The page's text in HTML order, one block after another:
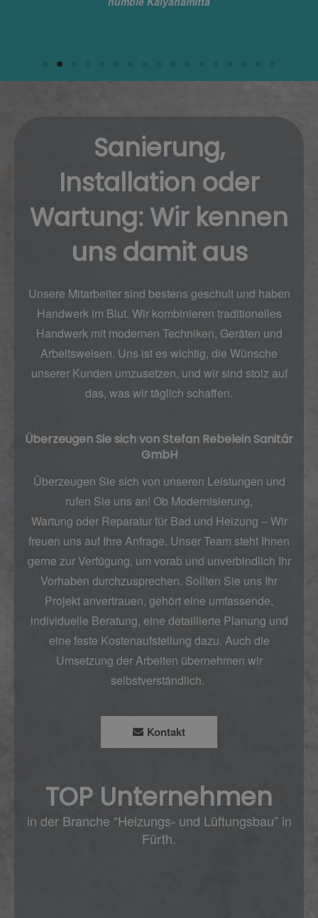
Sanierung,
Installation oder
Wartung: Wir kennen
uns damit aus
Unsere Mitarbeiter sind bestens geschult und haben
Handwerk im Blut. Wir kombinieren traditionelles
Handwerk mit modernen Techniken, Geräten und
Arbeitsweisen. Uns ist es wichtig, die Wünsche
unserer Kunden umzusetzen, und wir sind stolz auf
das, was wir täglich schaffen.
Überzeugen Sie sich von Stefan Rebelein Sanitär
GmbH
Überzeugen Sie sich von unseren Leistungen und
rufen Sie uns an! Ob Modernisierung,
Wartung oder Reparaturfür Bad und Heizung – Wir
freuen uns auf Ihre Anfrage. Unser Team steht Ihnen
gerne zur Verfügung, um vorab und unverbindlich Ihr
Vorhaben durchzusprechen. Sollten Sie uns Ihr
Projekt anvertrauen, gehört eine umfassende,
individuelle Beratung, eine detaillierte Planung und
eine feste Kostenaufstellung dazu. Auch die
Umsetzung der Arbeiten übernehmen wir
selbstverständlich.
Kontakt
TOP Unternehmen
in der Branche “Heizungs- und Lüftungsbau” in
Fürth.